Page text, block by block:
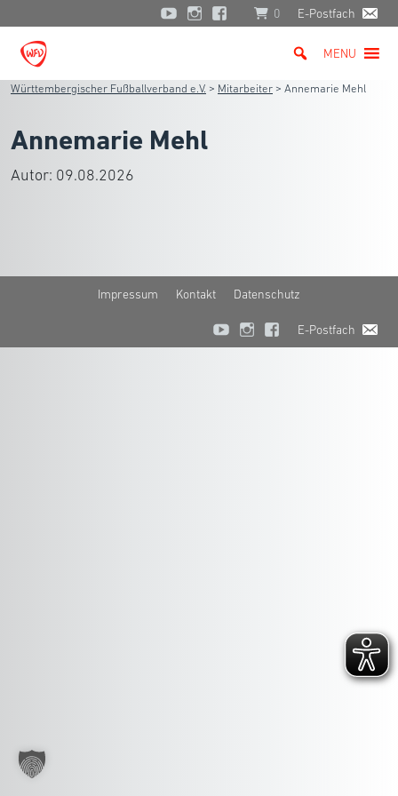
0 E-Postfach
MENU
Württembergischer Fußballverband e.V. > Mitarbeiter > Annemarie Mehl
Annemarie Mehl
Autor: 09.08.2026
Impressum Kontakt Datenschutz
E-Postfach